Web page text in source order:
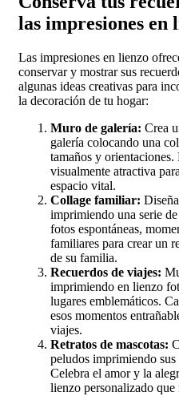
las impresiones en
Las impresiones en lienzo
conservar y mostrar sus
algunas ideas creativas para
la decoración de tu hogar:
Muro de galería: Crea
galería colocando una
tamaños y
visualmente atractiva
espacio vital.
Collage familiar:
imprimiendo una serie
fotos espontáneas,
familiares para crear un
de su familia.
Recuerdos de viajes:
imprimiendo en lienzo
lugares emblemáticos.
esos momentos
viajes.
Retratos de mascotas:
peludos imprimiendo sus
Celebra el amor y la
lienzo personalizado